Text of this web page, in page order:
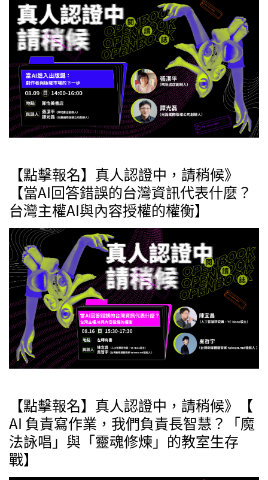
【點擊報名】真人認證中，請稍候》
【當AI回答錯誤的台灣資訊代表什麼？
台灣主權AI與內容授權的權衡】
【點擊報名】真人認證中，請稍候》【
AI 負責寫作業，我們負責長智慧？「魔
法詠唱」與「靈魂修煉」的教室生存
戰】